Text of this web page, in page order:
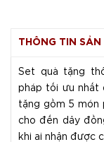
THÔNG TIN SẢN
Set quà tặng
pháp tối ưu nhất
tặng gồm 5 món
cho đến dây
khi ai nhận được